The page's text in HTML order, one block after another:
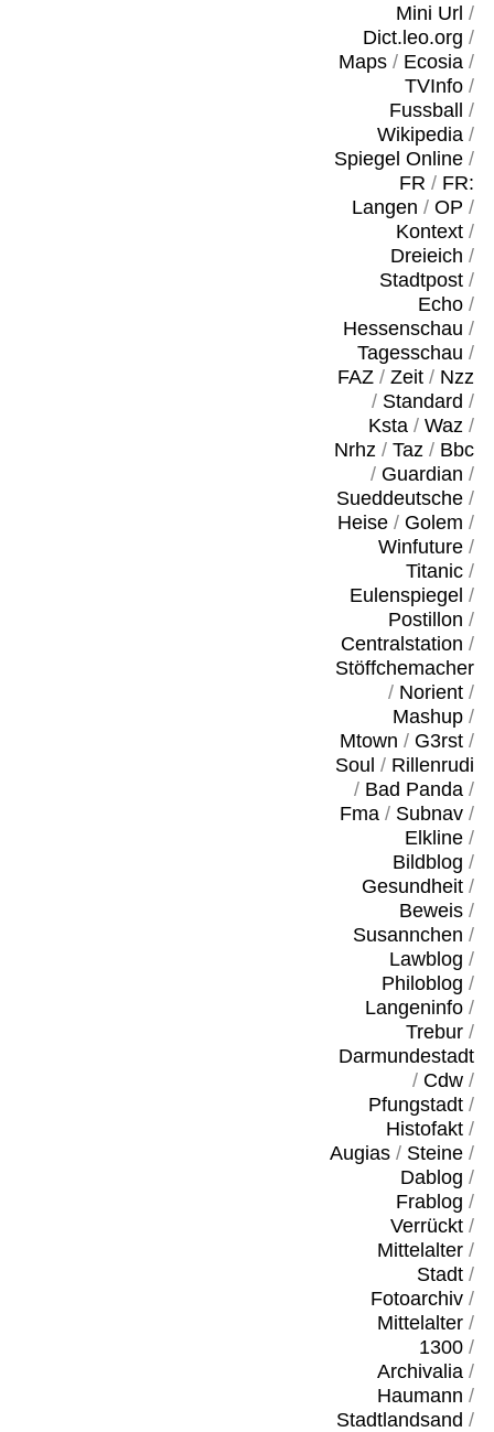
Mini Url /
Dict.leo.org /
Maps/ Ecosia/
TVInfo/
Fussball
/
Wikipedia/
Spiegel Online/
FR / FR:
Langen / OP /
Kontext/
Dreieich /
Stadtpost/
Echo/
Hessenschau /
Tagesschau /
FAZ/ Zeit/ Nzz
/ Standard /
Ksta/ Waz/
Nrhz/ Taz/ Bbc
/ Guardian /
Sueddeutsche/
Heise/ Golem /
Winfuture/
Titanic/
Eulenspiegel /
Postillon /
Centralstation /
Stöffchemacher
/ Norient/
Mashup/
Mtown / G3rst/
Soul / Rillenrudi
/ Bad Panda/
Fma/ Subnav/
Elkline/
Bildblog /
Gesundheit/
Beweis/
Susannchen /
Lawblog /
Philoblog /
Langeninfo/
Trebur/
Darmundestadt
/ Cdw/
Pfungstadt/
Histofakt/
Augias/ Steine/
Dablog /
Frablog /
Verrückt/
Mittelalter/
Stadt/
Fotoarchiv/
Mittelalter/
1300/
Archivalia/
Haumann /
Stadtlandsand /